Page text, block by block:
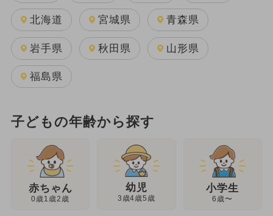
北海道 宮城県 青森県
岩手県 秋田県 山形県
福島県
子どもの年齢から探す
赤ちゃん
0歳1歳2歳
幼児
3歳4歳5歳
小学生
6歳〜